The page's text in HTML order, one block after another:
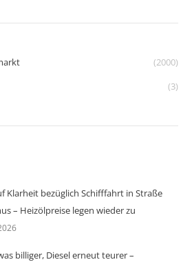
(2000)
(3)
Klarheit bezüglich Schifffahrt in Straße
– Heizölpreise legen wieder zu
billiger, Diesel erneut teurer –